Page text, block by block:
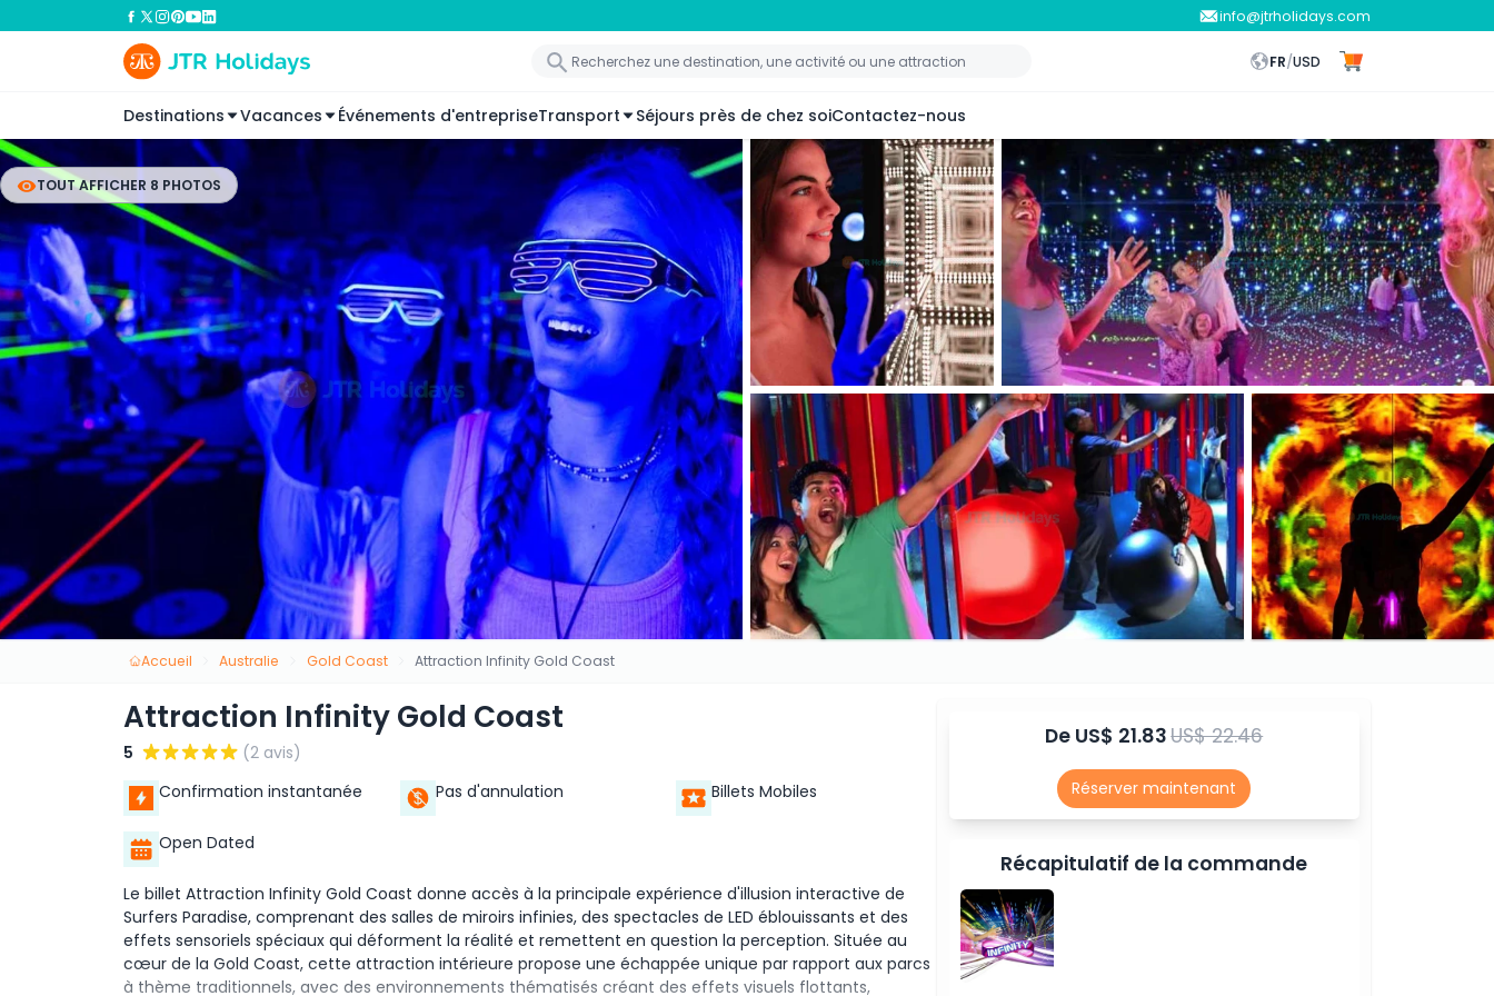
info@jtrholidays.com
FR/USD
Destinations Vacances Événements d'entrepriseTransport Séjours près de chez soiContactez-nous
TOUT AFFICHER 8 PHOTOS
Accueil Australie Gold Coast Attraction Infinity Gold Coast
Attraction Infinity Gold Coast
5
(2 avis)
Confirmation instantanée
Pas d'annulation Billets Mobiles
Open Dated
Le billet Attraction Infinity Gold Coast donne accès à la principale expérience d'illusion interactive de
Surfers Paradise, comprenant des salles de miroirs infinies, des spectacles de LED éblouissants et des
effets sensoriels spéciaux qui déforment la réalité et remettent en question la perception. Située au
cœur de la Gold Coast, cette attraction intérieure propose une échappée unique par rapport aux parcs
à thème traditionnels, avec des environnements thématisés créant des effets visuels flottants,
De US$ 21.83US$ 22.46
Réserver maintenant
Récapitulatif de la commande